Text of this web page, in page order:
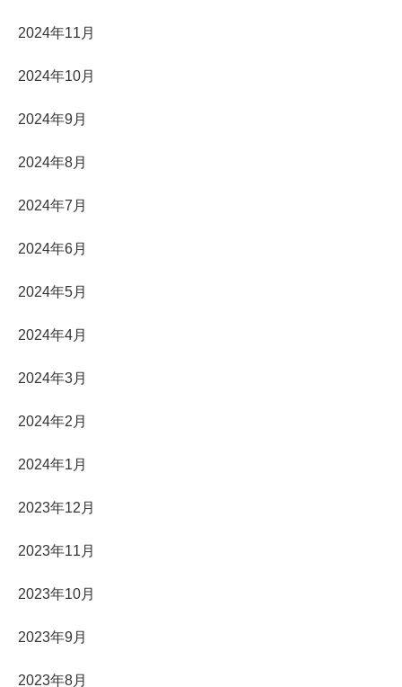
2024年11月
2024年10月
2024年9月
2024年8月
2024年7月
2024年6月
2024年5月
2024年4月
2024年3月
2024年2月
2024年1月
2023年12月
2023年11月
2023年10月
2023年9月
2023年8月